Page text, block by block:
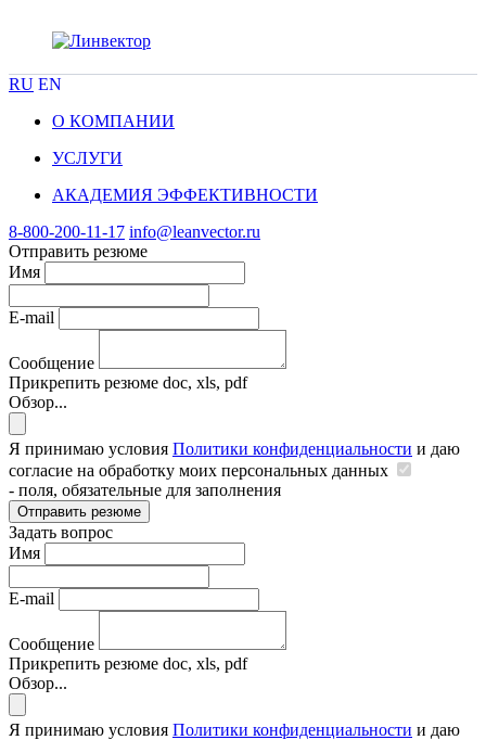
RU EN
О КОМПАНИИ
УСЛУГИ
АКАДЕМИЯ ЭФФЕКТИВНОСТИ
8-800-200-11-17 info@leanvector.ru
Отправить резюме
Имя
E-mail
Сообщение
Прикрепить резюме doc, xls, pdf
Обзор...
Я принимаю условия Политики конфиденциальности и даю
согласие на обработку моих персональных данных
- поля, обязательные для заполнения
Отправить резюме
Задать вопрос
Имя
E-mail
Сообщение
Прикрепить резюме doc, xls, pdf
Обзор...
Я принимаю условия Политики конфиденциальности и даю